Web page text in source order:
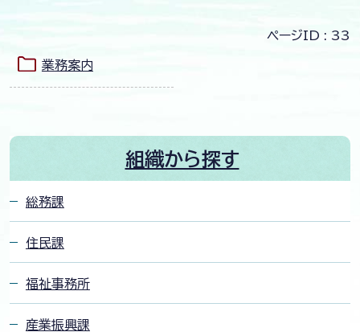
ページID : 33
業務案内
組織から探す
総務課
住民課
福祉事務所
産業振興課